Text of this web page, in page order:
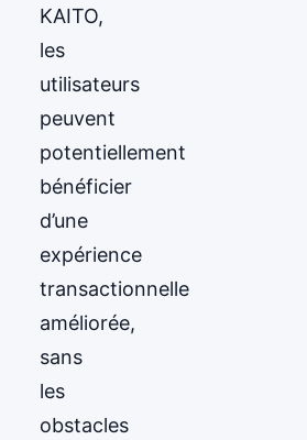
KAITO,
les
utilisateurs
peuvent
potentiellement
bénéficier
d’une
expérience
transactionnelle
améliorée,
sans
les
obstacles